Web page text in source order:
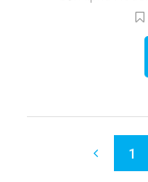
1